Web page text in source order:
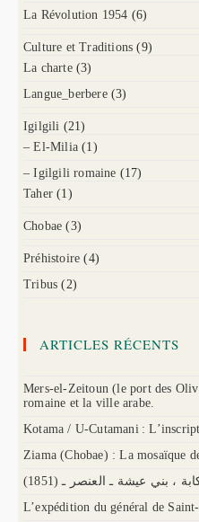
La Révolution 1954 (6)
Culture et Traditions (9)
La charte (3)
Langue_berbere (3)
Igilgili (21)
– El-Milia (1)
– Igilgili romaine (17)
Taher (1)
Chobae (3)
Préhistoire (4)
Tribus (2)
ARTICLES RÉCENTS
Mers-el-Zeitoun (le port des
romaine et la ville arabe.
Kotama / U-Cutamani :
Ziama (Chobae) : La mosaïque
، بني عيشة ـ العنصر ـ
L’expédition du général de